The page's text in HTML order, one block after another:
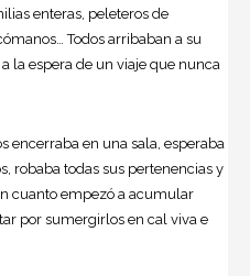
enteras, peleteros de
Todos arribaban a su
la espera de un viaje que nunca
encerraba en una sala, esperaba
robaba todas sus pertenencias y
cuanto empezó a acumular
por sumergirlos en cal viva e